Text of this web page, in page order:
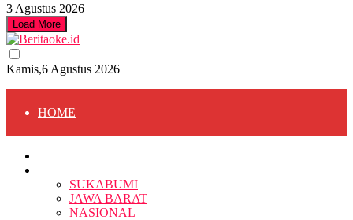
3 Agustus 2026
Load More
Kamis,6 Agustus 2026
HOME
SUKABUMI
SUKABUMI
JAWA BARAT
NASIONAL